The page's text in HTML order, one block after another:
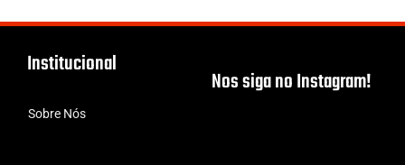
Institucional
Sobre Nós
Nos siga no Instagram!